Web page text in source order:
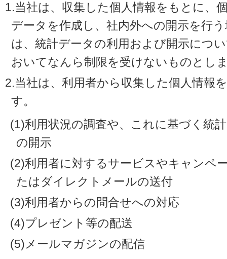
1.当社は、収集した個人情報をもとに、
データを作成し、社内外への開示を行
は、統計データの利用および開示につ
おいてなんら制限を受けないものとし
2.当社は、利用者から収集した個人情報
す。
(1)利用状況の調査や、これに基づく統
の開示
(2)利用者に対するサービスやキャンペ
たはダイレクトメールの送付
(3)利用者からの問合せへの対応
(4)プレゼント等の配送
(5)メールマガジンの配信